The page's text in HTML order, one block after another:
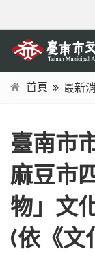
到
主
內
塊
首頁 最新
臺南市
麻豆市
物」文
(依《文